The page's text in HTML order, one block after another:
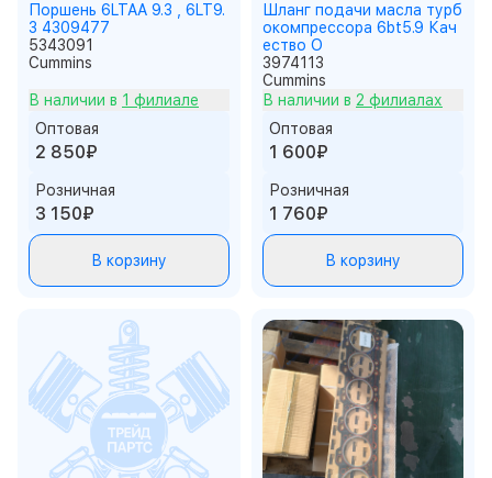
Поршень 6LTAA 9.3 , 6LT9.
3 4309477
5343091
Cummins
В наличии в 1 филиале
Оптовая
2 850₽
Розничная
3 150₽
В корзину
Шланг подачи масла турб
окомпрессора 6bt5.9 Кач
ество О
3974113
Cummins
В наличии в 2 филиалах
Оптовая
1 600₽
Розничная
1 760₽
В корзину